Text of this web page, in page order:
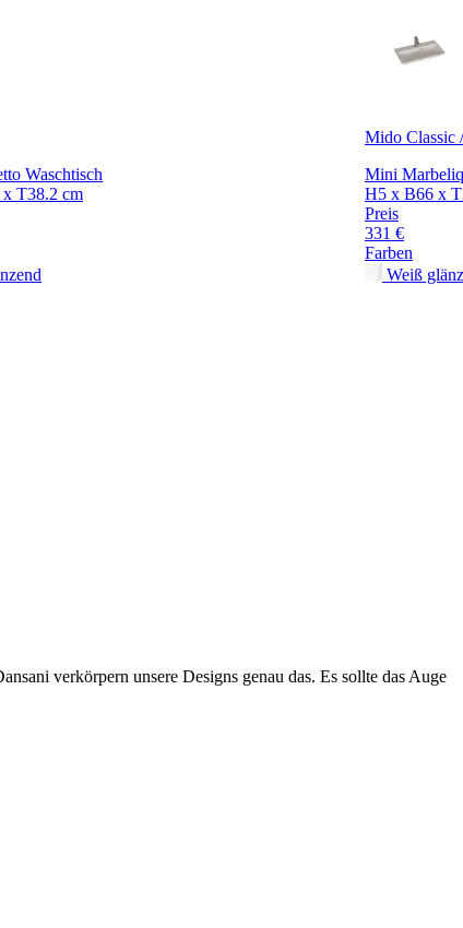
Waschtisch
T38.2 cm
Mido Classic
Mini
H5 x B66 x
Preis
331 €
Farben
Weiß
verkörpern unsere Designs genau das. Es sollte das Auge